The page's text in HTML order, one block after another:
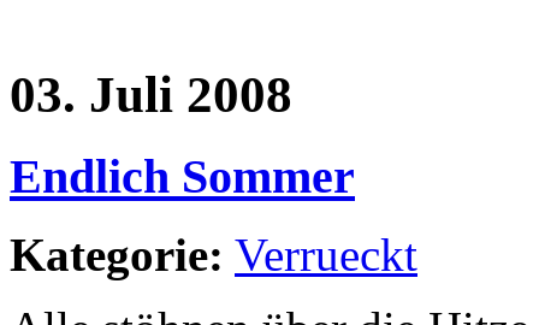
03. Juli 2008
Endlich Sommer
Kategorie: Verrueckt